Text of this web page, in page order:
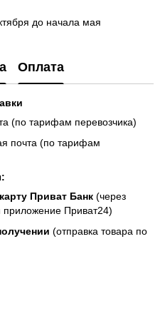
до начала мая
Оплата
(по тарифам перевозчика)
почта (по тарифам
Приват Банк (через
приложение Приват24)
(отправка товара по